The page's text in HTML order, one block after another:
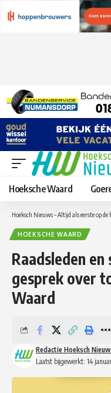
Hoeksche Waard
Hoeksch Nieuws – Altijd als eerste op de
HOEKSCHE WAARD
Raadsleden
gesprek over
Waard
Laatst bijgewerkt: 14
Redactie Hoeksch